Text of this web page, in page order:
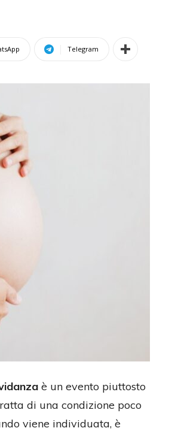
Telegram
è un evento piuttosto
di una condizione poco
viene individuata, è